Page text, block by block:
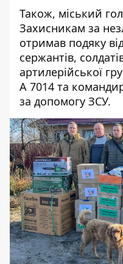
Також, міський
Захисникам за
отримав подяку
сержантів,
артилерійської
А 7014 та
за допомогу ЗСУ.